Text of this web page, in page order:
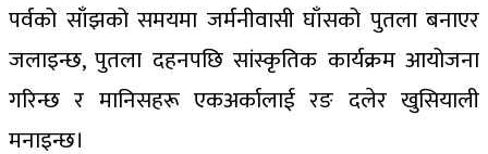
पर्वको साँझको समयमा जर्मनीवासी घाँसको पुतला बनाएर
जलाइन्छ, पुतला दहनपछि सांस्कृतिक कार्यक्रम आयोजना
गरिन्छ र मानिसहरू एकअर्कालाई रङ दलेर खुसियाली
मनाइन्छ।